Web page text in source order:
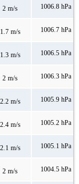
2 m/s 1006.8 hPa
1.7 m/s 1006.7 hPa
1.3 m/s 1006.5 hPa
2 m/s 1006.3 hPa
2.2 m/s 1005.9 hPa
2.4 m/s 1005.2 hPa
2.1 m/s 1005.1 hPa
2 m/s 1004.5 hPa